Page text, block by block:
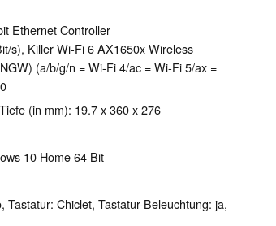
Ethernet Controller
s), Killer Wi-Fi 6 AX1650x Wireless
(a/b/g/n = Wi-Fi 4/ac = Wi-Fi 5/ax =
(in mm): 19.7 x 360 x 276
10 Home 64 Bit
Tastatur: Chiclet, Tastatur-Beleuchtung: ja,